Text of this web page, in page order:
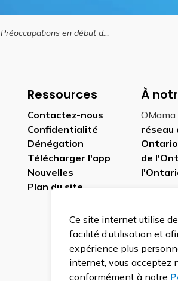
Ce site internet utilise
facilité d’utilisation et
expérience plus
internet, vous acceptez
conformément à notre
Préoccupations en début de grossesse
Ressources
Contactez-nous
Confidentialité
Dénégation
Télécharger l'app
Nouvelles
Plan du site
À
réseau
de